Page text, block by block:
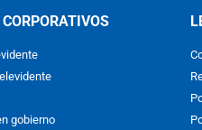
gobierno